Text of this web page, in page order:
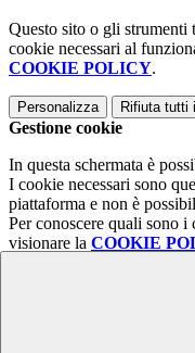
Questo sito o gli strumenti
cookie necessari al
COOKIE POLICY.
Personalizza Rifiuta tutti
Gestione cookie
In questa schermata è
I cookie necessari sono
piattaforma e non è
Per conoscere quali sono i
visionare la COOKIE
I cookie necessari per il
disabilitati. È possibile